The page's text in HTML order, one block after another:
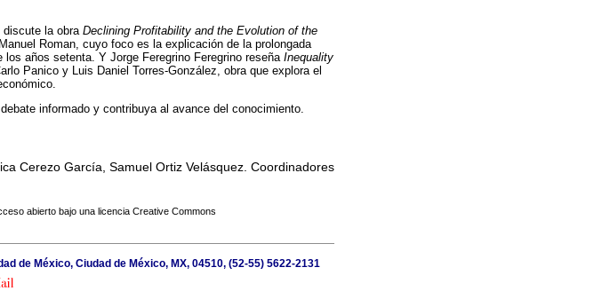
la obra Declining Profitability and the Evolution of the
Roman, cuyo foco es la explicación de la prolongada
años setenta. Y Jorge Feregrino Feregrino reseña Inequality
Panico y Luis Daniel Torres-González, obra que explora el
informado y contribuya al avance del conocimiento.
Cerezo García, Samuel Ortiz Velásquez. Coordinadores
abierto bajo una licencia Creative Commons
de México, Ciudad de México, MX, 04510, (52-55) 5622-2131